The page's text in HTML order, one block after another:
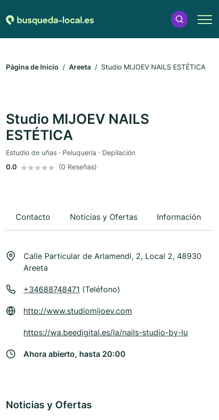
Página de Inicio Areeta Studio MIJOEV NAILS ESTÉTICA
Studio MIJOEV NAILS
ESTÉTICA
Estudio de uñas · Peluquería · Depilación
0.0
(0 Reseñas)
Contacto Noticias y Ofertas Información
Calle Particular de Arlamendi, 2, Local 2, 48930
Areeta
+34688748471 (Teléfono)
http://www.studiomijoev.com
https://wa.beedigital.es/la/nails-studio-by-lu
Ahora abierto, hasta 20:00
Noticias y Ofertas